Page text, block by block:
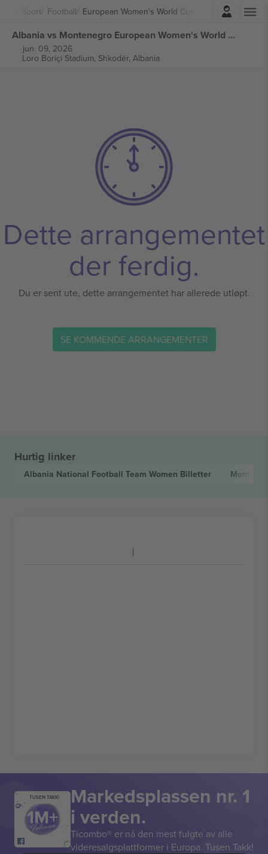
Sport Football European Women's World Cup 2027 Qualifiers
Logg Inn
Albania vs Montenegro European Women's World Cup 2027 Qualifiers billetter
jun. 09, 2026
Loro Boriçi Stadium, Shkodër, Albania
Dette arrangementet
der ferdig.
Du er sent ute, dette arrangementet har allerede utløpt.
SE KOMMENDE ARRANGEMENTER
Hurtig linker
Albania National Football Team Women Billetter
TUSEN TAKK! Markedsplassen nr. 1
i verden.
Ticombo® er nå den mest fulgte av alle
videresalgsplattformer i Europa. Tusen Takk!